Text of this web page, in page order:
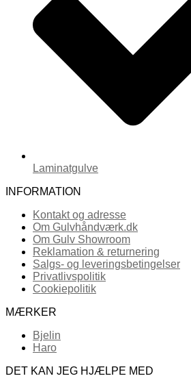
Laminatgulve
INFORMATION
Kontakt og adresse
Om Gulvhåndværk.dk
Om Gulv Showroom
Reklamation & returnering
Salgs- og leveringsbetingelser
Privatlivspolitik
Cookiepolitik
MÆRKER
Bjelin
Haro
DET KAN JEG HJÆLPE MED